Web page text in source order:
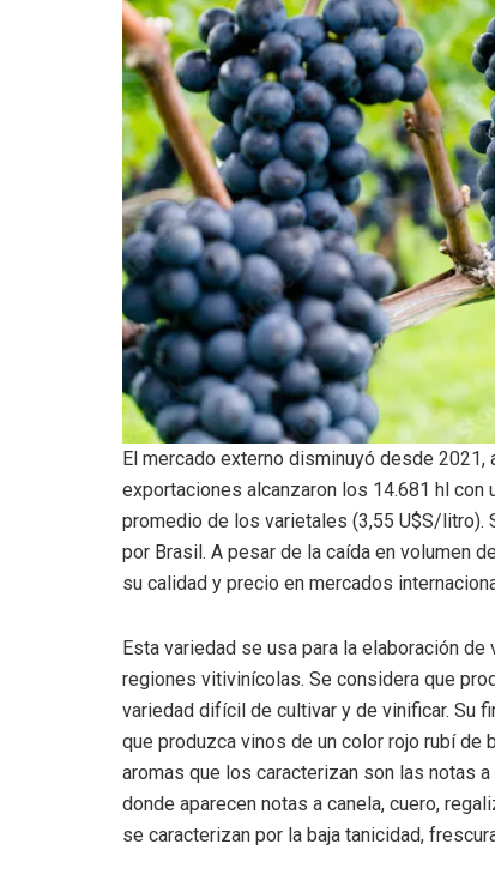
El mercado externo disminuyó desde 2021,
exportaciones alcanzaron los 14.681 hl con
promedio de los varietales (3,55 U$S/litro).
por Brasil. A pesar de la caída en volumen
su calidad y precio en mercados
Esta variedad se usa para la elaboración
regiones vitivinícolas. Se considera que
variedad difícil de cultivar y de vinificar. Su
que produzca vinos de un color rojo rubí de
aromas que los caracterizan son las notas
donde aparecen notas a canela, cuero,
se caracterizan por la baja tanicidad,